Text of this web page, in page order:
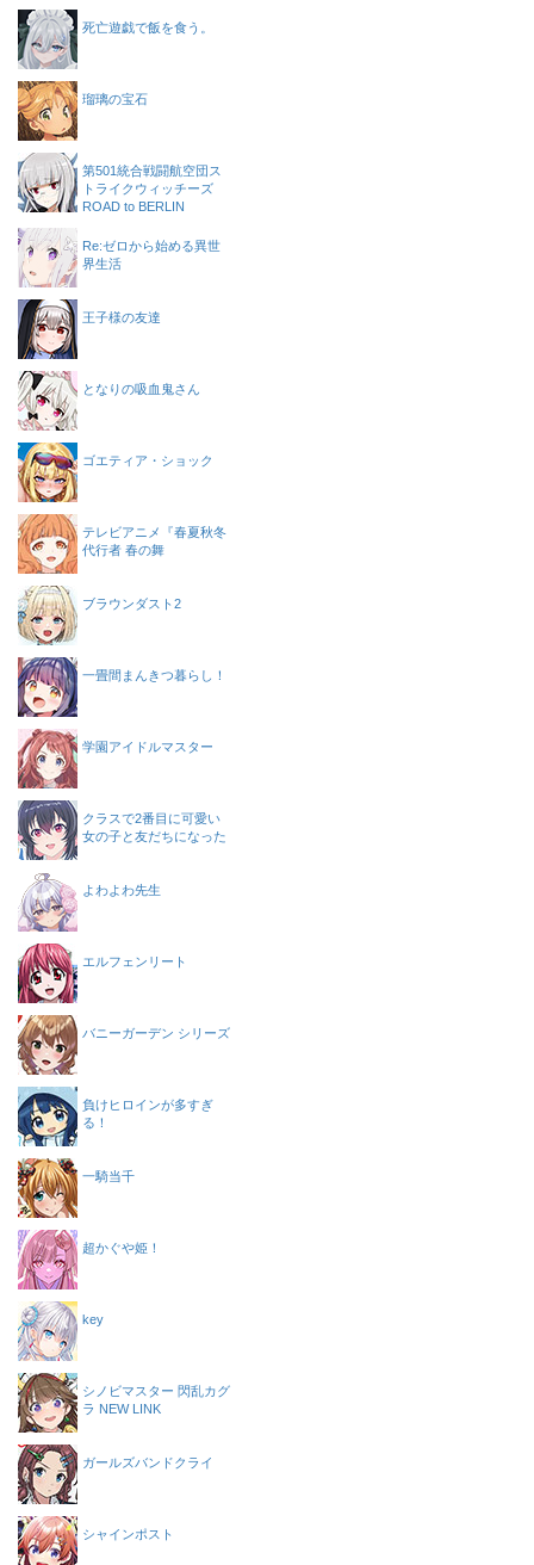
死亡遊戯で飯を食う。
瑠璃の宝石
第501統合戦闘航空団ス
トライクウィッチーズ
ROAD to BERLIN
Re:ゼロから始める異世
界生活
王子様の友達
となりの吸血鬼さん
ゴエティア・ショック
テレビアニメ『春夏秋冬
代行者 春の舞
ブラウンダスト2
一畳間まんきつ暮らし！
学園アイドルマスター
クラスで2番目に可愛い
女の子と友だちになった
よわよわ先生
エルフェンリート
バニーガーデン シリーズ
負けヒロインが多すぎ
る！
一騎当千
超かぐや姫！
key
シノビマスター 閃乱カグ
ラ NEW LINK
ガールズバンドクライ
シャインポスト